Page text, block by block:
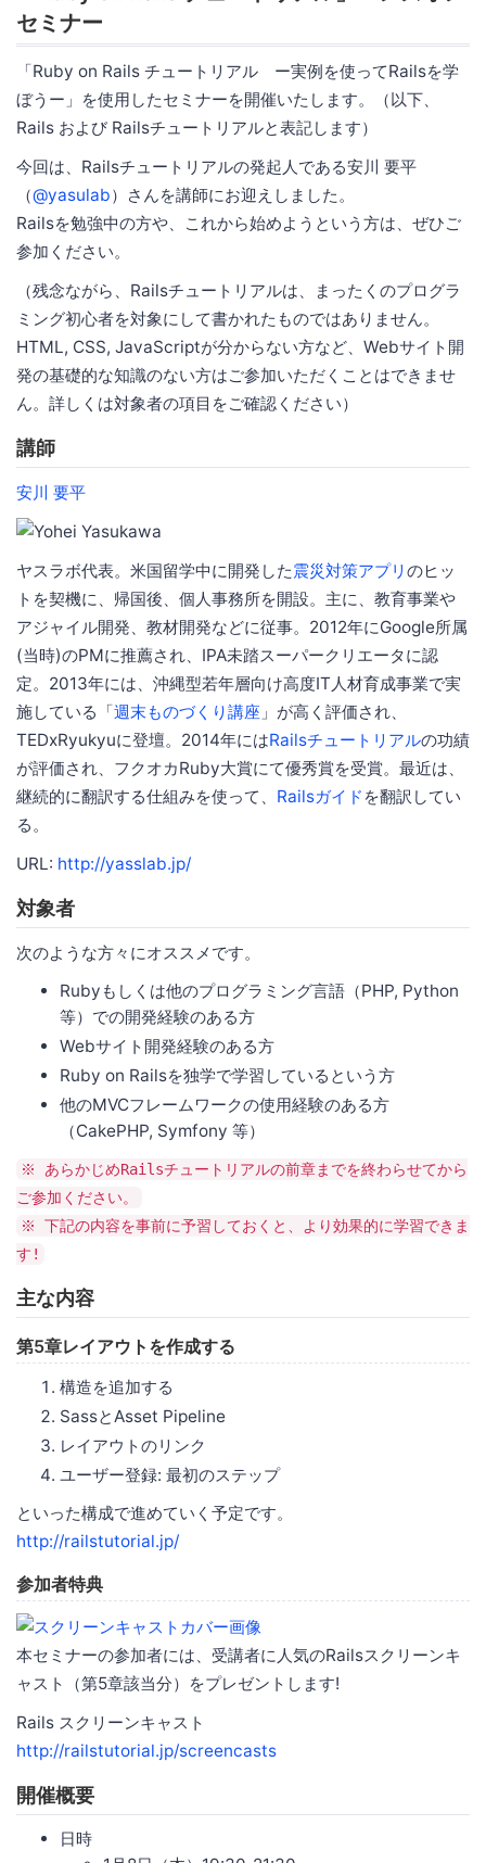
セミナー
「Ruby on Rails チュートリアル ー実例を使ってRailsを学
ぼうー」を使用したセミナーを開催いたします。（以下、
Rails および Railsチュートリアルと表記します）
今回は、Railsチュートリアルの発起人である安川 要平
（@yasulab）さんを講師にお迎えしました。
Railsを勉強中の方や、これから始めようという方は、ぜひご
参加ください。
（残念ながら、Railsチュートリアルは、まったくのプログラ
ミング初心者を対象にして書かれたものではありません。
HTML, CSS, JavaScriptが分からない方など、Webサイト開
発の基礎的な知識のない方はご参加いただくことはできませ
ん。詳しくは対象者の項目をご確認ください）
講師
安川 要平
ヤスラボ代表。米国留学中に開発した震災対策アプリ のヒッ
トを契機に、帰国後、個人事務所を開設。主に、教育事業や
アジャイル開発、教材開発などに従事。2012年にGoogle所属
(当時)のPMに推薦され、IPA未踏スーパークリエータに認
定。2013年には、沖縄型若年層向け高度IT人材育成事業で実
施している「週末ものづくり講座 」が高く評価され、
TEDxRyukyuに登壇。2014年にはRailsチュートリアルの功績
が評価され、フクオカRuby大賞にて優秀賞を受賞。最近は、
継続的に翻訳する仕組みを使って、 Railsガイド を翻訳してい
る。
URL: http://yasslab.jp/
対象者
次のような方々にオススメです。
Rubyもしくは他のプログラミング言語（PHP, Python
等）での開発経験のある方
Webサイト開発経験のある方
Ruby on Railsを独学で学習しているという方
他のMVCフレームワークの使用経験のある方
（CakePHP, Symfony 等）
※ あらかじめRailsチュートリアルの前章までを終わらせてから
ご参加ください。
※ 下記の内容を事前に予習しておくと、より効果的に学習できま
す!
主な内容
第5章レイアウトを作成する
構造を追加する
SassとAsset Pipeline
レイアウトのリンク
ユーザー登録: 最初のステップ
といった構成で進めていく予定です。
http://railstutorial.jp/
参加者特典
本セミナーの参加者には、受講者に人気のRailsスクリーンキ
ャスト（第5章該当分）をプレゼントします!
Rails スクリーンキャスト
http://railstutorial.jp/screencasts
開催概要
日時